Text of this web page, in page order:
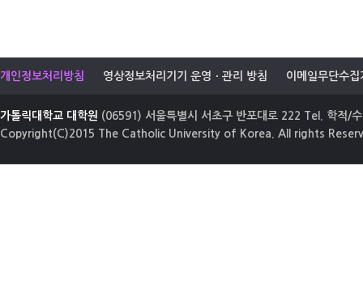
개인정보처리방침 영상정보처리기기 운영ㆍ관리 방침 이메일무단수집
가톨릭대학교 대학원 (06591) 서울특별시 서초구 반포대로 222 Tel. 학적/
Copyright(C)2015 The Catholic University of Korea. All rights